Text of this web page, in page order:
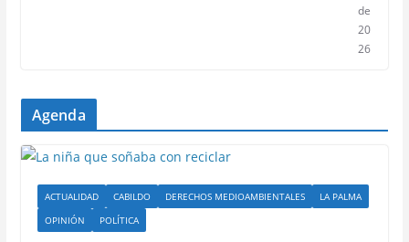
de
20
26
Agenda
ACTUALIDAD CABILDO DERECHOS MEDIOAMBIENTALES
LA PALMA
OPINIÓN
POLÍTICA